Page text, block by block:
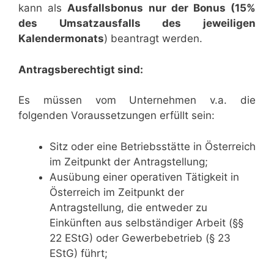
kann alsAusfallsbonus nur der Bonus (15%
des Umsatzausfalls des jeweiligen
Kalendermonats) beantragt werden.
Antragsberechtigt sind:
Es müssen vom Unternehmen v.a. die
folgenden Voraussetzungen erfüllt sein:
Sitz oder eine Betriebsstätte in Österreich
im Zeitpunkt der Antragstellung;
Ausübung einer operativen Tätigkeit in
Österreich im Zeitpunkt der
Antragstellung, die entweder zu
Einkünften aus selbständiger Arbeit (§§
22 EStG) oder Gewerbebetrieb (§ 23
EStG) führt;